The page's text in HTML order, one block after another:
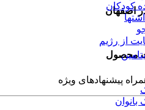
کودکان
از رژیم
بانوان
اصفهان
محصول
پیشنهادهای ویژه